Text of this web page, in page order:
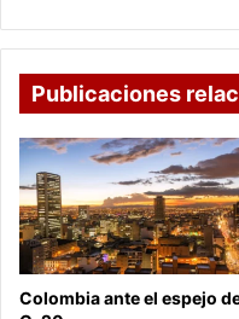
Publicaciones
Colombia ante el espejo